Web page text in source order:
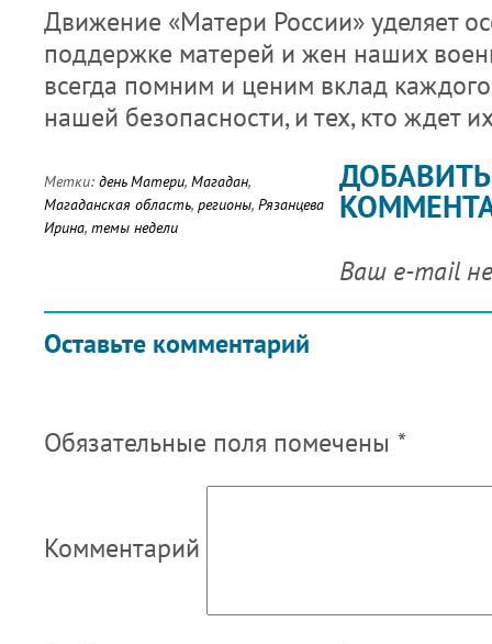
Движение «Матери России» уделяет
поддержке матерей и жен наших
всегда помним и ценим вклад
нашей безопасности, и тех, кто ждет
Метки: день Матери, Магадан,
Магаданская область, регионы, Рязанцева
Ирина, темы недели
Оставьте комментарий
ДОБАВИТЬ
Ваш e-mail
Обязательные поля помечены *
Комментарий